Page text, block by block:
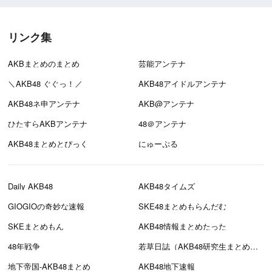
リンク集
AKBまとめのまとめ
芸能アンテナ
＼AKB48 ぐぐっ！／
AKB48アイドルアンテナ
AKB48ネ申アンテナ
AKB@アンテナ
ひたすらAKBアンテナ
48＠アンテナ
AKB48まとめとぴっく
にゅーぷる
Daily AKB48
AKB48タイムズ
GIOGIOの奇妙な速報
SKE48まとめもらんだむ
SKEまとめもん
AKB48情報まとめたった
48年戦争
若草日誌（AKB48研究生まとめブログ）
地下帝国-AKB48まとめ
AKB48地下速報